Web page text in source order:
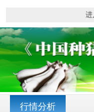
进
行情分析